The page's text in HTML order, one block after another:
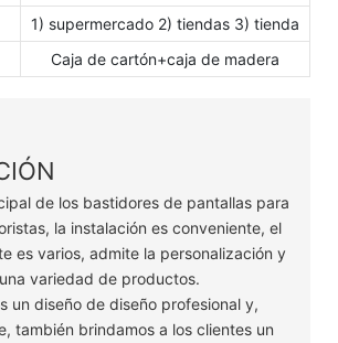
1) supermercado 2) tiendas 3) tienda
Caja de cartón+caja de madera
de los bastidores de pantallas para
la instalación es conveniente, el
es varios, admite la personalización y
variedad de productos.
un diseño de diseño profesional y,
también brindamos a los clientes un